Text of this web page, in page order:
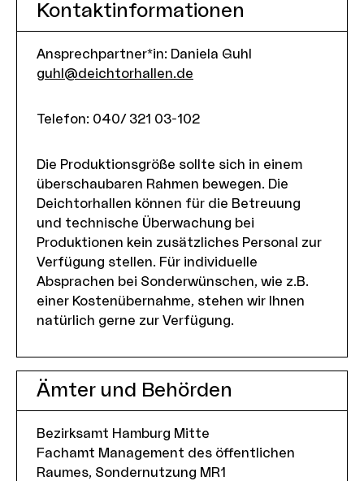
Kontaktinformationen
Ansprechpartner*in: Daniela Guhl
guhl@deichtorhallen.de
Telefon: 040/ 321 03-102
Die Produktionsgröße sollte sich in einem
überschaubaren Rahmen bewegen. Die
Deichtorhallen können für die Betreuung
und technische Überwachung bei
Produktionen kein zusätzliches Personal zur
Verfügung stellen. Für individuelle
Absprachen bei Sonderwünschen, wie z.B.
einer Kostenübernahme, stehen wir Ihnen
natürlich gerne zur Verfügung.
Ämter und Behörden
Bezirksamt Hamburg Mitte
Fachamt Management des öffentlichen
Raumes, Sondernutzung MR1